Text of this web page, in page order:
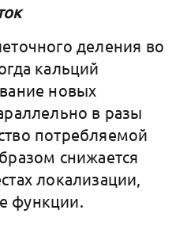
деления во
кальций
новых
в разы
потребляемой
снижается
локализации,
функции.